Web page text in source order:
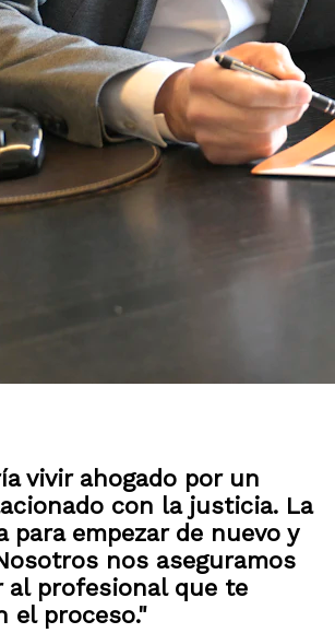
vivir ahogado por un
con la justicia. La
para empezar de nuevo y
nos aseguramos
al profesional que te
el proceso."